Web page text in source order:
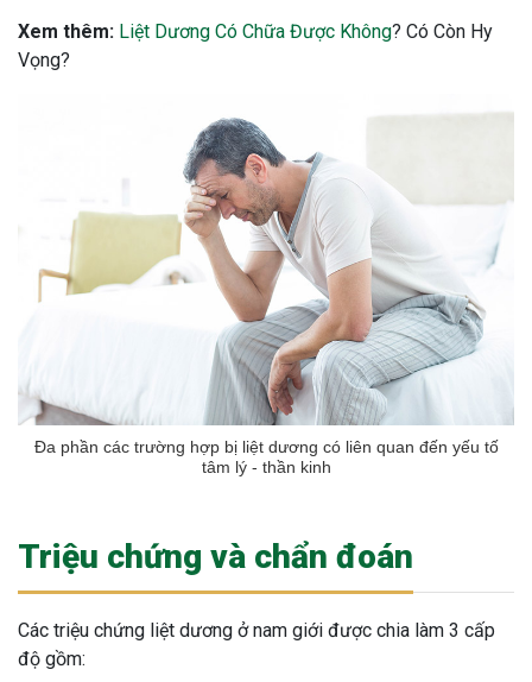
Xem thêm: Liệt Dương Có Chữa Được Không? Có Còn Hy
Vọng?
Đa phần các trường hợp bị liệt dương có liên quan đến yếu tố
tâm lý - thần kinh
Triệu chứng và chẩn đoán
Các triệu chứng liệt dương ở nam giới được chia làm 3 cấp
độ gồm: